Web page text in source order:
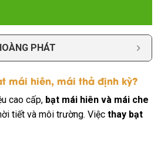
PHÁT
mái hiên, mái thả định kỳ?
cao cấp, bạt mái hiên và mái che
tiết và môi trường. Việc thay bạt